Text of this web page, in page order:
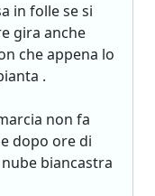
in folle se si
gira anche
che appena lo
.
non fa
dopo ore di
biancastra